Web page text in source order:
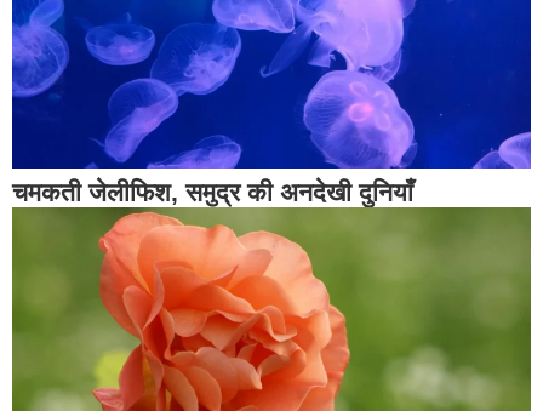
चमकती जेलीफिश, समुद्र की अनदेखी दुनियाँ